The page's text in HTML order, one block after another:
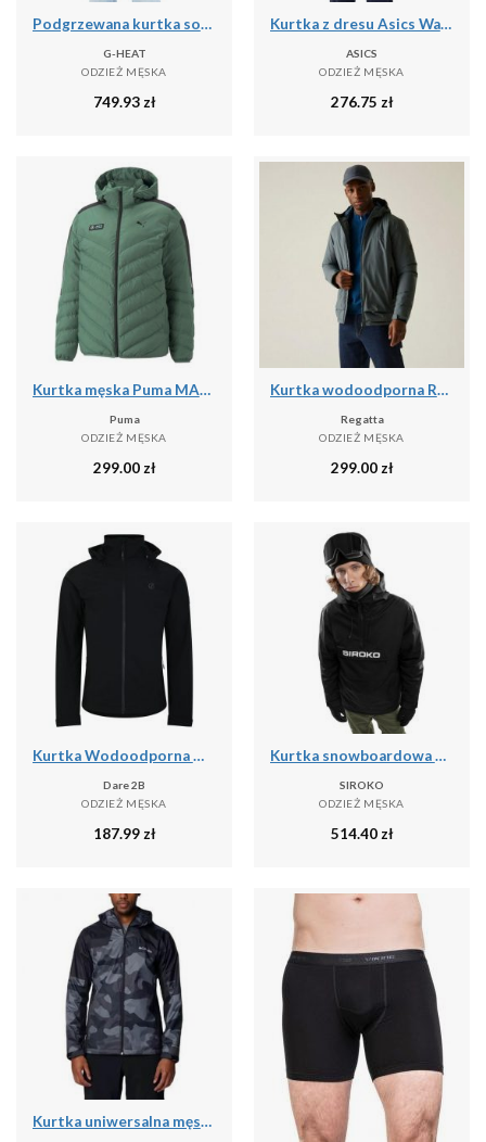
Podgrzewana kurtka softshell
G-HEAT
ODZIEŻ MĘSKA
749.93 zł
Kurtka z dresu Asics Warm-Up
ASICS
ODZIEŻ MĘSKA
276.75 zł
Kurtka męska Puma MAPF1 MT7 ECOLITE DOWN
Puma
ODZIEŻ MĘSKA
299.00 zł
Kurtka wodoodporna Regatta Winsar
Regatta
ODZIEŻ MĘSKA
299.00 zł
Kurtka Wodoodporna Męska Switch Out II
Dare 2B
ODZIEŻ MĘSKA
187.99 zł
Kurtka snowboardowa męska W6 Bruson
SIROKO
ODZIEŻ MĘSKA
514.40 zł
Kurtka uniwersalna męska Columbia Inner Limits Iii